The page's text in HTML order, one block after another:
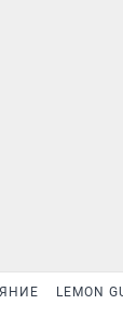
LEMON